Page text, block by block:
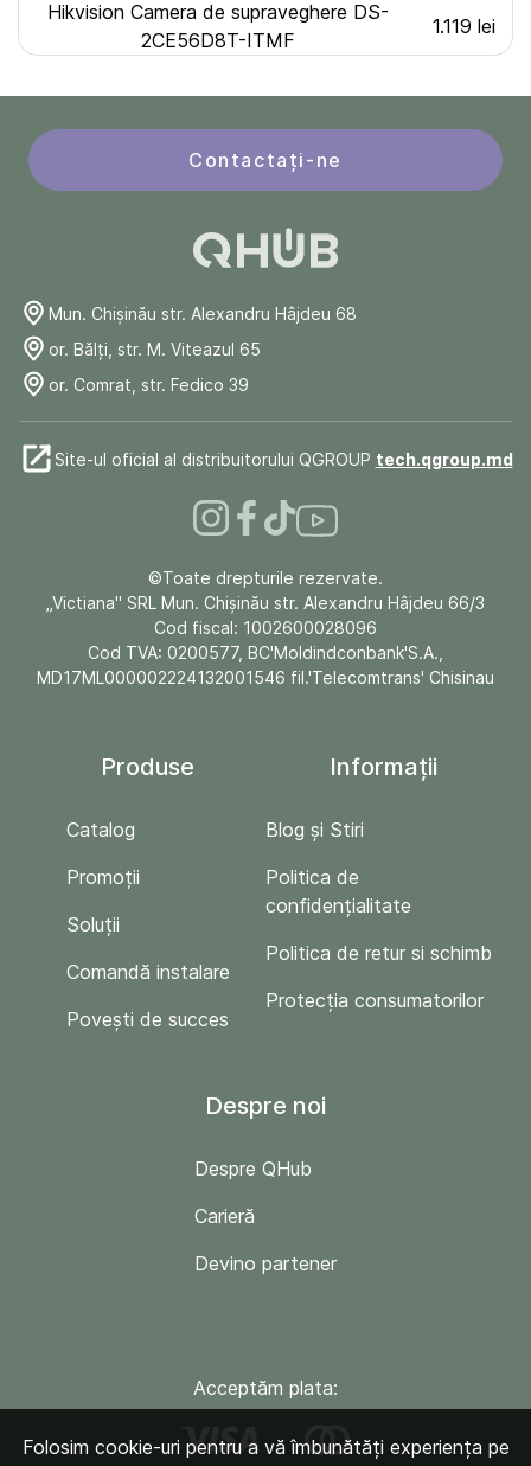
Hikvision Camera de supraveghere DS-
2CE56D8T-ITMF
1.119 lei
Contactați-ne
Mun. Chişinău str. Alexandru Hâjdeu 68
or. Bălți, str. M. Viteazul 65
or. Comrat, str. Fedico 39
Site-ul oficial al distribuitorului QGROUP tech.qgroup.md
©Toate drepturile rezervate.
„Victiana" SRL Mun. Chişinău str. Alexandru Hâjdeu 66/3
Cod fiscal: 1002600028096
Cod TVA: 0200577, BC'Moldindconbank'S.A.,
MD17ML000002224132001546 fil.'Telecomtrans' Chisinau
Produse
Catalog
Promoții
Soluții
Comandă instalare
Povești de succes
Informații
Blog și Stiri
Politica de
confidențialitate
Politica de retur si schimb
Protecția consumatorilor
Despre noi
Despre QHub
Carieră
Devino partener
Acceptăm plata:
Folosim cookie-uri pentru a vă îmbunătăți experiența pe